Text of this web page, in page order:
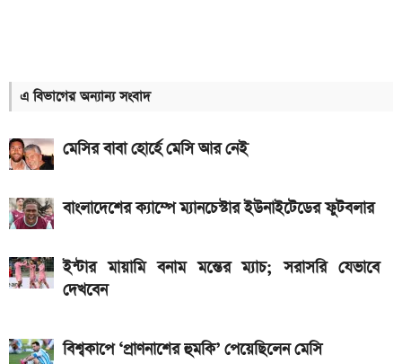
কত
আগামী সপ্তাহেই সুখবর, বেতন-ইনক্রিমেট নিয়ে যা জানা গেল
Hero Xtreme 125R V2 বাইকটি কবে আসবে
আজকের স্বর্ণের বাজারদর: ০৭ আগস্ট ২০২৬
দাম
ভালভ ইঞ্জিন ও TFT ডিসপ্লে
এ বিভাগের অন্যান্য সংবাদ
মেসির বাবা হোর্হে মেসি আর নেই
বাংলাদেশের ক্যাম্পে ম্যানচেস্টার ইউনাইটেডের ফুটবলার
ইন্টার মায়ামি বনাম মন্তের ম্যাচ; সরাসরি যেভাবে
দেখবেন
বিশ্বকাপে ‘প্রাণনাশের হুমকি’ পেয়েছিলেন মেসি